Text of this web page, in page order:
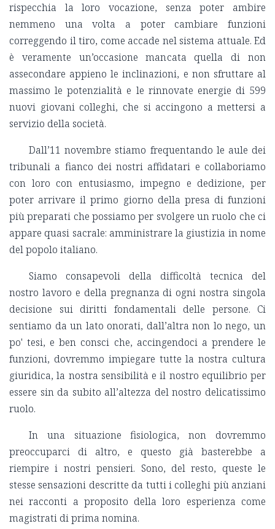
rispecchia la loro vocazione, senza poter ambire
nemmeno una volta a poter cambiare funzioni
correggendo il tiro, come accade nel sistema attuale. Ed
è veramente un’occasione mancata quella di non
assecondare appieno le inclinazioni, e non sfruttare al
massimo le potenzialità e le rinnovate energie di 599
nuovi giovani colleghi, che si accingono a mettersi a
servizio della società.
Dall’11 novembre stiamo frequentando le aule dei
tribunali a fianco dei nostri affidatari e collaboriamo
con loro con entusiasmo, impegno e dedizione, per
poter arrivare il primo giorno della presa di funzioni
più preparati che possiamo per svolgere un ruolo che ci
appare quasi sacrale: amministrare la giustizia in nome
del popolo italiano.
Siamo consapevoli della difficoltà tecnica del
nostro lavoro e della pregnanza di ogni nostra singola
decisione sui diritti fondamentali delle persone. Ci
sentiamo da un lato onorati, dall’altra non lo nego, un
po' tesi, e ben consci che, accingendoci a prendere le
funzioni, dovremmo impiegare tutte la nostra cultura
giuridica, la nostra sensibilità e il nostro equilibrio per
essere sin da subito all’altezza del nostro delicatissimo
ruolo.
In una situazione fisiologica, non dovremmo
preoccuparci di altro, e questo già basterebbe a
riempire i nostri pensieri. Sono, del resto, queste le
stesse sensazioni descritte da tutti i colleghi più anziani
nei racconti a proposito della loro esperienza come
magistrati di prima nomina.